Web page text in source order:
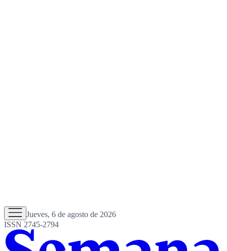
Jueves, 6 de agosto de 2026
ISSN 2745-2794